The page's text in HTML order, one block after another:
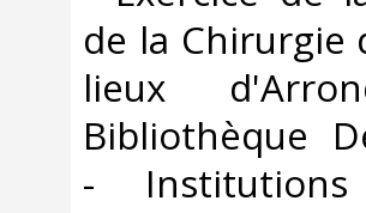
de la Chirurgie
lieux
Bibliothèque
-